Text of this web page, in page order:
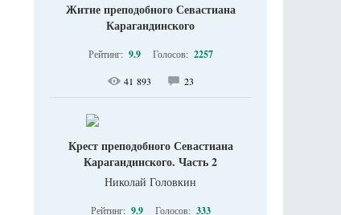
Житие преподобного Севастиана
Карагандинского
Рейтинг: 9.9 Голосов: 2257
41 893 23
Крест преподобного Севастиана
Карагандинского. Часть 2
Николай Головкин
Рейтинг: 9.9 Голосов: 333